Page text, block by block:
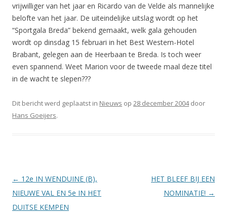
vrijwilliger van het jaar en Ricardo van de Velde als mannelijke
belofte van het jaar. De uiteindelijke uitslag wordt op het
“Sportgala Breda” bekend gemaakt, welk gala gehouden
wordt op dinsdag 15 februari in het Best Western-Hotel
Brabant, gelegen aan de Heerbaan te Breda. Is toch weer
even spannend. Weet Marion voor de tweede maal deze titel
in de wacht te slepen???
Dit bericht werd geplaatst in Nieuws op 28 december 2004door
Hans Goeijers.
Berichtnavigatie
← 12e IN WENDUINE (B),
NIEUWE VAL EN 5e IN HET
DUITSE KEMPEN
HET BLEEF BIJ EEN
NOMINATIE! →